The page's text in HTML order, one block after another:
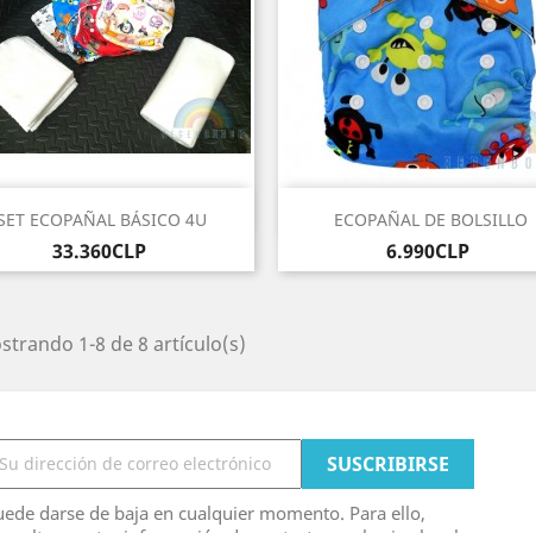
ECOPAÑAL BÁSICO 4U
Precio
33.360CLP
Vista rápida ECOPAÑAL DE BOLSILLO
Precio
6.990CLP
Vista rápida
1-8 de 8 artículo(s)
darse de baja en cualquier momento. Para ello,